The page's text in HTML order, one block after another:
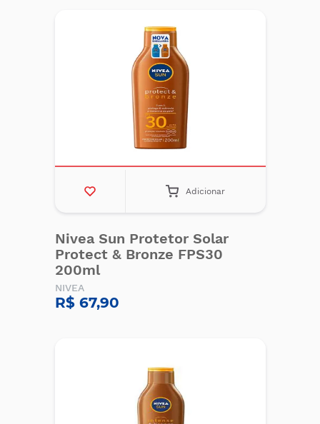
Adicionar
Nivea Sun Protetor Solar
Protect & Bronze FPS30
200ml
NIVEA
R$ 67,90